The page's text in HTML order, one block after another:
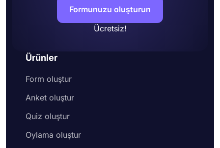
Formunuzu oluşturun
Ücretsiz!
Ürünler
Form oluştur
Anket oluştur
Quiz oluştur
Oylama oluştur